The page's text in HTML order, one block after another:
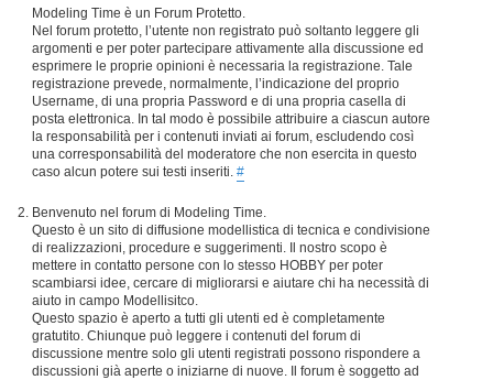
Modeling Time è un Forum Protetto.
Nel forum protetto, l’utente non registrato può soltanto leggere gli
argomenti e per poter partecipare attivamente alla discussione ed
esprimere le proprie opinioni è necessaria la registrazione. Tale
registrazione prevede, normalmente, l’indicazione del proprio
Username, di una propria Password e di una propria casella di
posta elettronica. In tal modo è possibile attribuire a ciascun autore
la responsabilità per i contenuti inviati ai forum, escludendo così
una corresponsabilità del moderatore che non esercita in questo
caso alcun potere sui testi inseriti. #
Benvenuto nel forum di Modeling Time.
Questo è un sito di diffusione modellistica di tecnica e condivisione
di realizzazioni, procedure e suggerimenti. Il nostro scopo è
mettere in contatto persone con lo stesso HOBBY per poter
scambiarsi idee, cercare di migliorarsi e aiutare chi ha necessità di
aiuto in campo Modellisitco.
Questo spazio è aperto a tutti gli utenti ed è completamente
gratutito. Chiunque può leggere i contenuti del forum di
discussione mentre solo gli utenti registrati possono rispondere a
discussioni già aperte o iniziarne di nuove. Il forum è soggetto ad